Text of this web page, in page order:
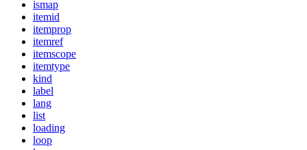
ismap
itemid
itemprop
itemref
itemscope
itemtype
kind
label
lang
list
loading
loop